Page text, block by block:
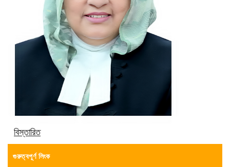
বিস্তারিত
গুরুত্বপূর্ণ লিংক